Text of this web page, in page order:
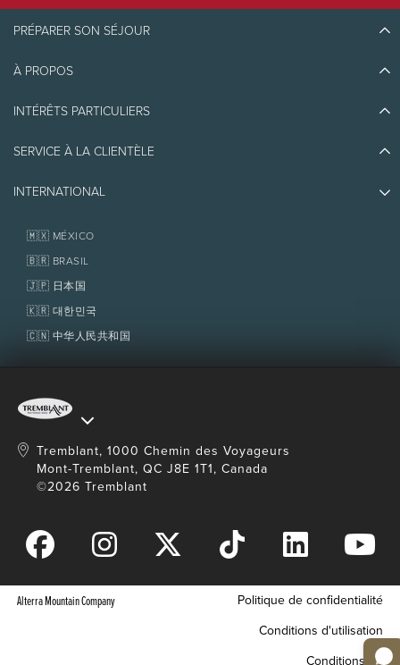
PRÉPARER SON SÉJOUR
Découvrir Tremblant
Quoi faire
À PROPOS
Écoresponsabilité
Prix d'excellence
INTÉRÊTS PARTICULIERS
Emplois et carrières
Services aux propriétaires
Fondation Tremblant
SERVICE À LA CLIENTÈLE
Nous joindre
Politiques
INTERNATIONAL
🇲🇽 MÉXICO
🇧🇷 BRASIL
🇯🇵 日本国
🇰🇷 대한민국
🇨🇳 中华人民共和国
Tremblant, 1000 Chemin des Voyageurs
Mont-Tremblant, QC J8E 1T1, Canada
©2026 Tremblant
Alterra Mountain Company
Politique de confidentialité
Conditions d'utilisation
Conditions de